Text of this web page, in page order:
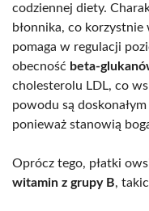
codziennej diety.
błonnika, co
pomaga w regulacji
obecność beta-
cholesterolu LDL, co
powodu są
ponieważ stanowią
Oprócz tego, płatki
witamin z grupy B,